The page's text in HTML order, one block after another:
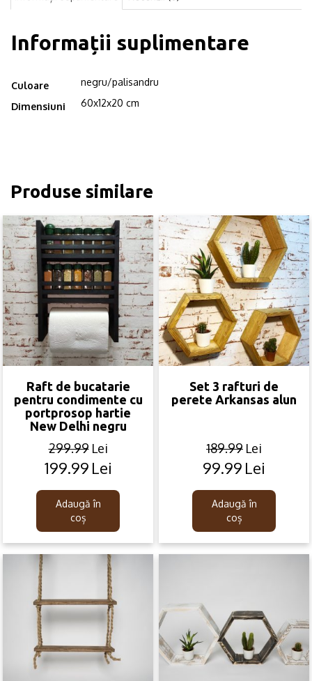
Informații suplimentare
Culoare negru/palisandru
Dimensiuni 60x12x20 cm
Produse similare
Raft de bucatarie
pentru condimente cu
portprosop hartie
New Delhi negru
299.99 Lei
Original
was:
299.99lei.
199.99 Lei
Current
is:
199.99lei.
Adaugă în
coș
Set 3 rafturi de
perete Arkansas alun
189.99 Lei
Original
was:
189.99lei.
99.99 Lei
Current
is:
99.99lei.
Adaugă în
coș